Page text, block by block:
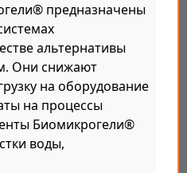
предназначены
альтернативы
Они снижают
на оборудование
на процессы
Биомикрогели®
воды,